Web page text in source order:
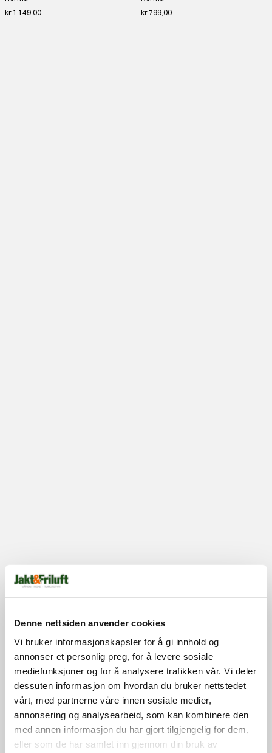
Denne nettsiden anvender cookies
Vi bruker informasjonskapsler for å gi innhold og
annonser et personlig preg, for å levere sosiale
mediefunksjoner og for å analysere trafikken vår. Vi deler
dessuten informasjon om hvordan du bruker nettstedet
vårt, med partnerne våre innen sosiale medier,
annonsering og analysearbeid, som kan kombinere den
med annen informasjon du har gjort tilgjengelig for dem,
eller som de har samlet inn gjennom din bruk av
kr 1 149,00
kr 799,00